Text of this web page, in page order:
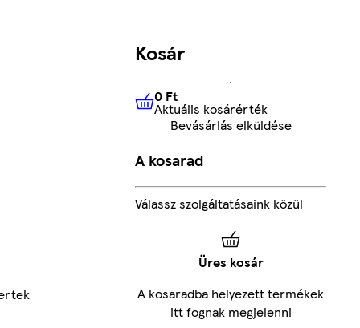
Kosár
0 FtAktuális kosárérték
0 Ft
Aktuális kosárérték
Bevásárlás elküldése
A kosarad
Válassz szolgáltatásaink közül
Üres kosár
A kosaradba helyezett termékek
itt fognak megjelenni